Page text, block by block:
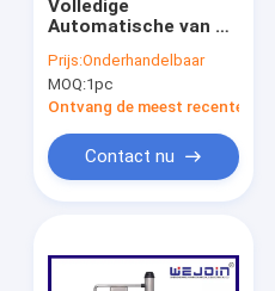
Volledige
Automatische van de
Schommelingsbarrière
van de Taillehoogte
Poort 900mm DC24V
Prijs:Onderhandelbaar
MOQ:1pc
Ontvang de meest recente
Contact nu